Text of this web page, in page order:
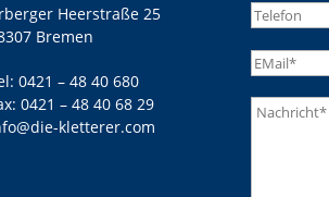
Heerstraße 25
Bremen
0421 – 48 40 680
0421 – 48 40 68 29
kletterer.com